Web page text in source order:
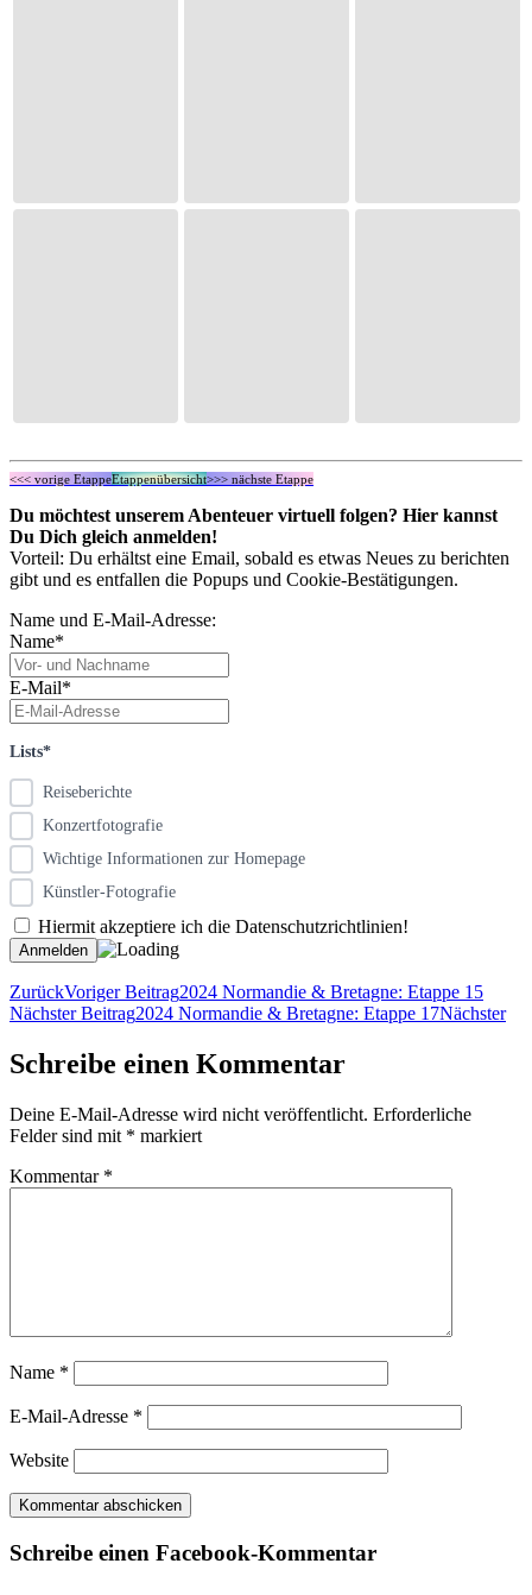
<<< vorige EtappeEtappenübersicht>>> nächste Etappe
Du möchtest unserem Abenteuer virtuell folgen? Hier kannst
Du Dich gleich anmelden!
Vorteil: Du erhältst eine Email, sobald es etwas Neues zu berichten
gibt und es entfallen die Popups und Cookie-Bestätigungen.
Name und E-Mail-Adresse:
Name*
E-Mail*
Lists*
Reiseberichte
Konzertfotografie
Wichtige Informationen zur Homepage
Künstler-Fotografie
Hiermit akzeptiere ich die Datenschutzrichtlinien!
ZurückVoriger Beitrag2024 Normandie & Bretagne: Etappe 15
Nächster Beitrag2024 Normandie & Bretagne: Etappe 17Nächster
Schreibe einen Kommentar
Deine E-Mail-Adresse wird nicht veröffentlicht. Erforderliche
Felder sind mit * markiert
Kommentar *
Name *
E-Mail-Adresse *
Website
Schreibe einen Facebook-Kommentar